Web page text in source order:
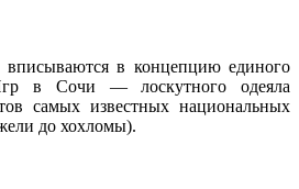
в концепцию единого
в Сочи — лоскутного одеяла
самых известных национальных
до хохломы).